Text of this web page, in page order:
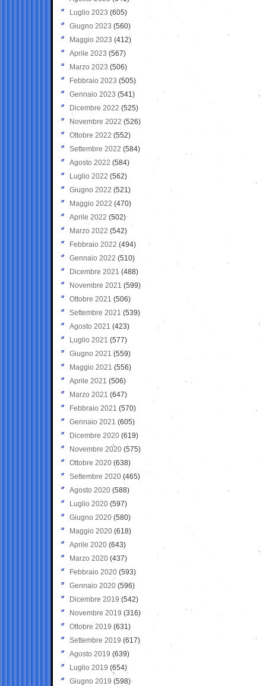
Luglio 2023 (605)
Giugno 2023 (560)
Maggio 2023 (412)
Aprile 2023 (567)
Marzo 2023 (506)
Febbraio 2023 (505)
Gennaio 2023 (541)
Dicembre 2022 (525)
Novembre 2022 (526)
Ottobre 2022 (552)
Settembre 2022 (584)
Agosto 2022 (584)
Luglio 2022 (562)
Giugno 2022 (521)
Maggio 2022 (470)
Aprile 2022 (502)
Marzo 2022 (542)
Febbraio 2022 (494)
Gennaio 2022 (510)
Dicembre 2021 (488)
Novembre 2021 (599)
Ottobre 2021 (506)
Settembre 2021 (539)
Agosto 2021 (423)
Luglio 2021 (577)
Giugno 2021(559)
Maggio 2021 (556)
Aprile 2021 (506)
Marzo 2021 (647)
Febbraio 2021 (570)
Gennaio 2021 (605)
Dicembre 2020 (619)
Novembre 2020 (575)
Ottobre 2020 (638)
Settembre 2020(465)
Agosto 2020 (588)
Luglio 2020 (597)
Giugno 2020 (580)
Maggio 2020 (618)
Aprile 2020 (643)
Marzo 2020 (437)
Febbraio 2020 (593)
Gennaio 2020 (596)
Dicembre 2019 (542)
Novembre 2019 (316)
Ottobre 2019 (631)
Settembre 2019 (617)
Agosto 2019 (639)
Luglio 2019 (654)
Giugno 2019 (598)